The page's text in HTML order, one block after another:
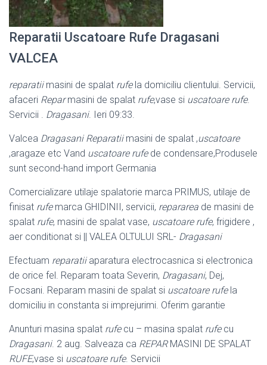
Reparatii Uscatoare Rufe Dragasani
VALCEA
reparatiimasini de spalat rufela domiciliu clientului. Servicii,
afaceri Reparmasini de spalat rufe,vase si uscatoare rufe.
Servicii . Dragasani. Ieri 09:33.
Valcea Dragasani Reparatiimasini de spalat ,uscatoare
,aragaze etc Vand uscatoare rufede condensare,Produsele
sunt second-hand import Germania
Comercializare utilaje spalatorie marca PRIMUS, utilaje de
finisat rufemarca GHIDINII, servicii, repararea de masini de
spalat rufe, masini de spalat vase, uscatoare rufe, frigidere ,
aer conditionat si || VALEA OLTULUI SRL- Dragasani
Efectuam reparatiiaparatura electrocasnica si electronica
de orice fel. Reparam toata Severin, Dragasani, Dej,
Focsani. Reparam masini de spalat si uscatoare rufela
domiciliu in constanta si imprejurimi. Oferim garantie
Anunturi masina spalat rufecu – masina spalat rufecu
Dragasani. 2 aug. Salveaza ca REPARMASINI DE SPALAT
RUFE,vase si uscatoare rufe. Servicii